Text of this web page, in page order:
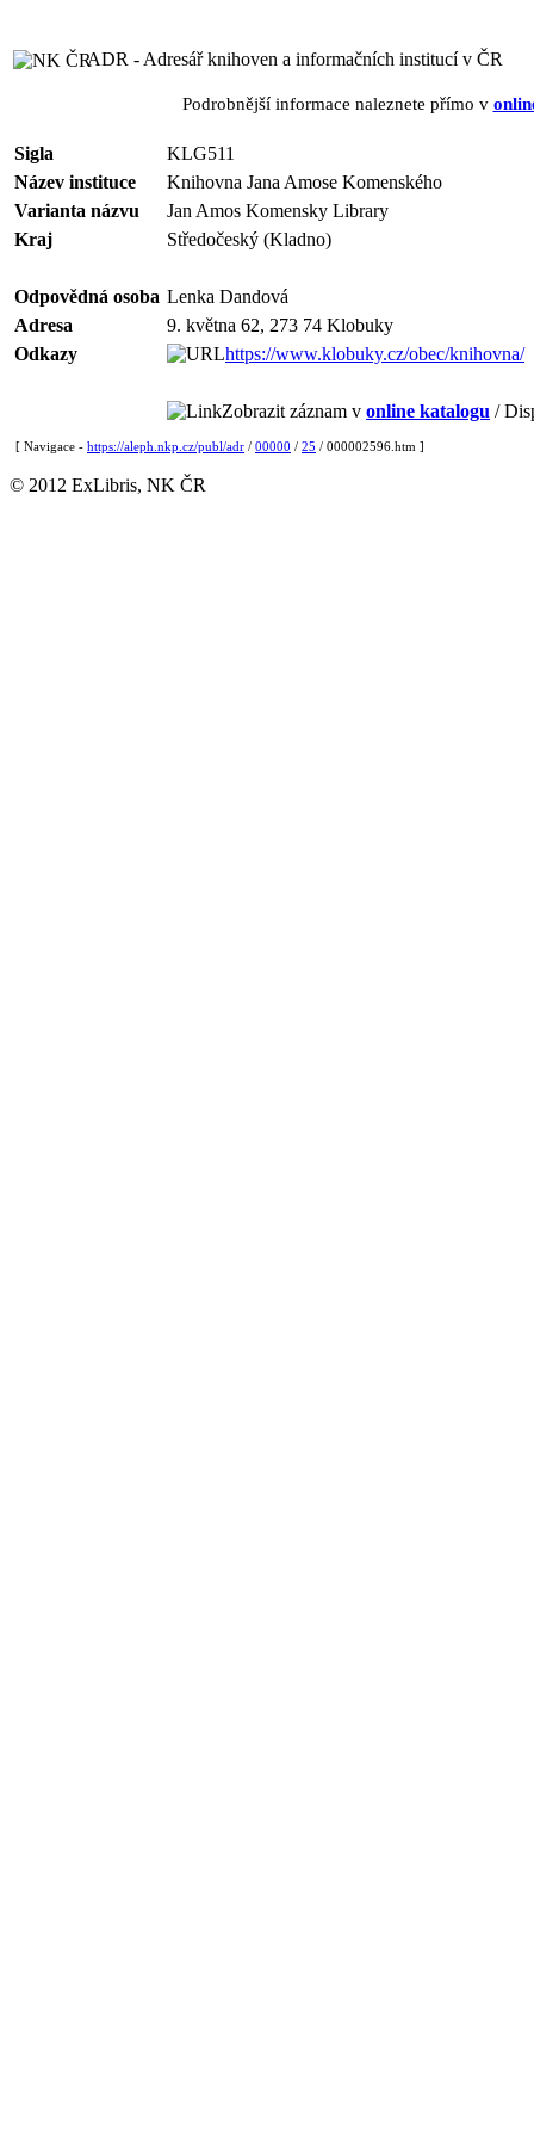
ADR - Adresář knihoven a informačních institucí v ČR
Podrobnější informace naleznete přímo v
Sigla
KLG511
Název instituce
Knihovna Jana Amose Komenského
Varianta názvu
Jan Amos Komensky Library
Kraj
Středočeský (Kladno)
Odpovědná osoba Lenka Dandová
Adresa
9. května 62, 273 74 Klobuky
Odkazy
https://www.klobuky.cz/obec/knihovna/
Zobrazit záznam v online katalogu /
[ Navigace - https://aleph.nkp.cz/publ/adr / 00000 / 25 / 000002596.htm ]
© 2012 ExLibris, NK ČR